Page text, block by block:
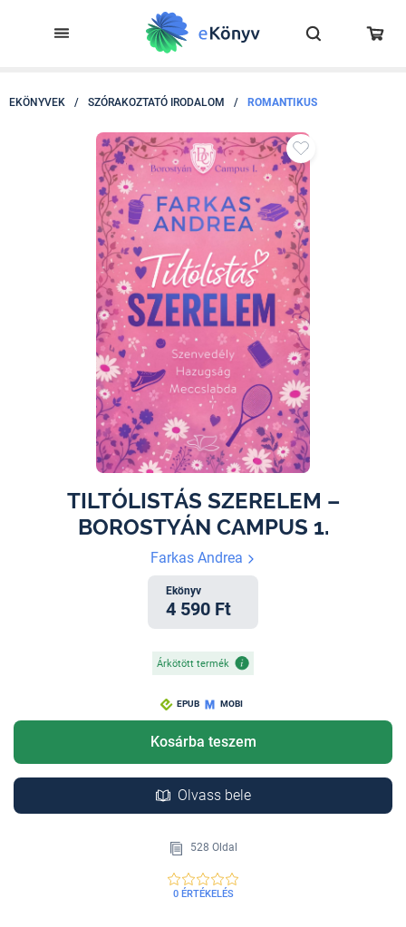
EKÖNYVEK / SZÓRAKOZTATÓ IRODALOM / ROMANTIKUS
TILTÓLISTÁS SZERELEM –
BOROSTYÁN CAMPUS 1.
Farkas Andrea
Ekönyv
4 590 Ft
Árkötött termék
EPUB MOBI
Kosárba teszem
Olvass bele
528 Oldal
0 ÉRTÉKELÉS